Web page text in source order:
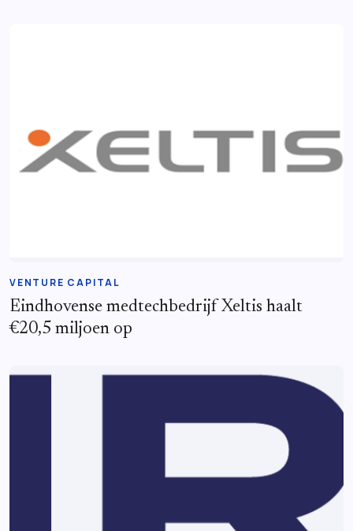
VENTURE CAPITAL
Eindhovense medtechbedrijf Xeltis haalt
€20,5 miljoen op